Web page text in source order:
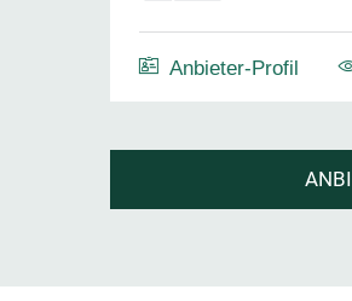
Anbieter-Profil